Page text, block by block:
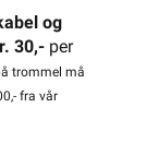
og
30,-per
trommel må
fra vår